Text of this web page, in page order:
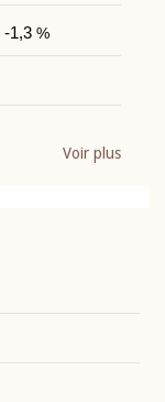
-1,3%
Voir plus